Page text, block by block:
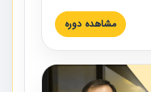
شد. در این آموزش
اولویت بندی اسناد
ارائه شده است.
مشاهده دوره